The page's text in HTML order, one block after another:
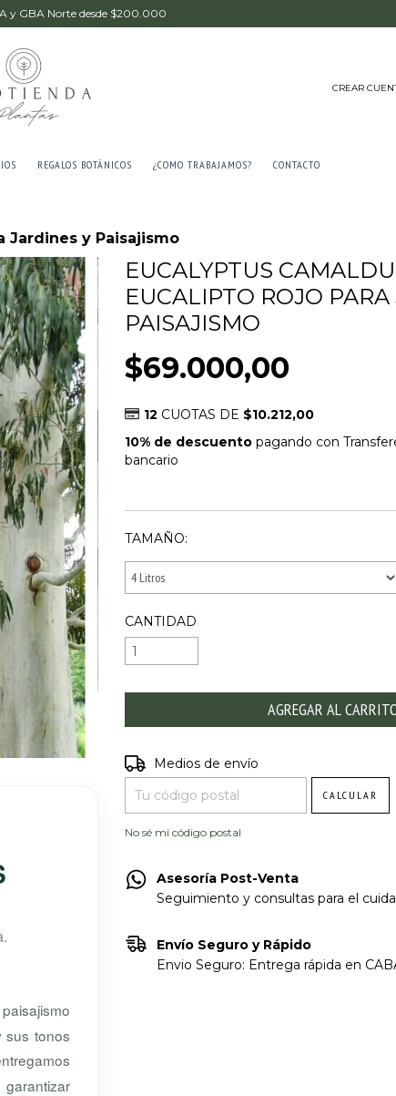
y GBA Norte desde $200.000
CREAR
REGALOS BOTÁNICOS ¿COMO TRABAJAMOS? CONTACTO
Jardines y Paisajismo
sus tonos
EUCALYPTUS
EUCALIPTO ROJO
PAISAJISMO
$69.000,00
12 CUOTAS DE $10.212,00
10% de descuento pagando con
bancario
TAMAÑO:
CANTIDAD
Entregas para el CP:
Medios de envío
CALCULAR
No sé mi código postal
Asesoría Post-Venta
Seguimiento y consultas para el
Envío Seguro y Rápido
Envio Seguro: Entrega rápida en